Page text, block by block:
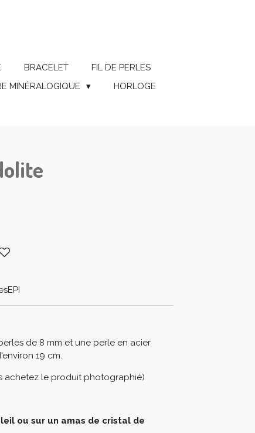
BRACELET
FIL DE PERLES
MINÉRALOGIQUE
HORLOGE
de 8 mm et une perle en acier
19 cm.
achetez le produit photographié)
ou sur un amas de cristal de